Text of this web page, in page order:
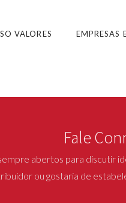
VALORES EMPRESAS
Fale
abertos para discutir
ou gostaria de